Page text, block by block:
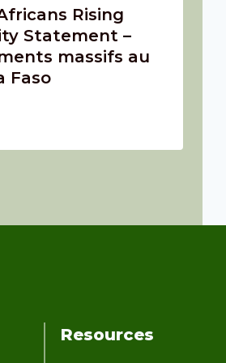
Rising
Statement –
massifs au
Faso
Resources